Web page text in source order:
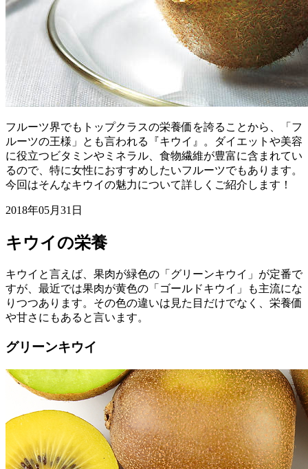
フルーツ界でもトップクラスの栄養価を誇ることから、「フ
ルーツの王様」とも言われる『キウイ』。ダイエットや美容
に役立つビタミンやミネラル、食物繊維が豊富に含まれてい
るので、特に女性におすすめしたいフルーツでもあります。
今回はそんなキウイの魅力について詳しくご紹介します！
2018年05月31日
キウイの栄養
キウイと言えば、果肉が緑色の「グリーンキウイ」が定番で
すが、最近では果肉が黄色の「ゴールドキウイ」も主流にな
りつつあります。その色の違いは見た目だけでなく、栄養価
や甘さにもあると言います。
グリーンキウイ